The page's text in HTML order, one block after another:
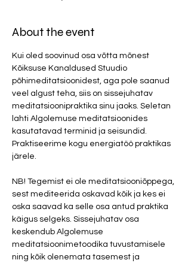
About the event
Kui oled soovinud osa võtta mõnest
Kõiksuse Kanaldused Stuudio
põhimeditatsioonidest, aga pole saanud
veel algust teha, siis on sissejuhatav
meditatsioonipraktika sinu jaoks. Seletan
lahti Algolemuse meditatsioonides
kasutatavad terminid ja seisundid.
Praktiseerime kogu energiatöö praktikas
järele.
NB! Tegemist ei ole meditatsiooniõppega,
sest mediteerida oskavad kõik ja kes ei
oska saavad ka selle osa antud praktika
käigus selgeks. Sissejuhatav osa
keskendub Algolemuse
meditatsioonimetoodika tuvustamisele
ning kõik olenemata tasemest ja